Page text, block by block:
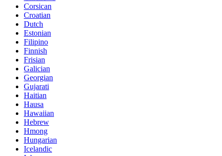
Corsican
Croatian
Dutch
Estonian
Filipino
Finnish
Frisian
Galician
Georgian
Gujarati
Haitian
Hausa
Hawaiian
Hebrew
Hmong
Hungarian
Icelandic